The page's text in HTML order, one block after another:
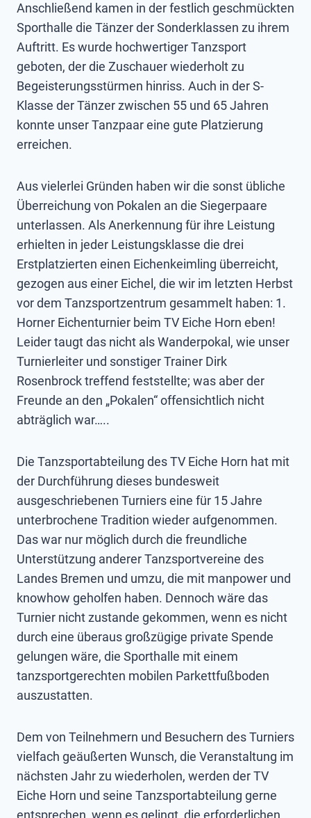
Anschließend kamen in der festlich geschmückten
Sporthalle die Tänzer der Sonderklassen zu ihrem
Auftritt. Es wurde hochwertiger Tanzsport
geboten, der die Zuschauer wiederholt zu
Begeisterungsstürmen hinriss. Auch in der S-
Klasse der Tänzer zwischen 55 und 65 Jahren
konnte unser Tanzpaar eine gute Platzierung
erreichen.
Aus vielerlei Gründen haben wir die sonst übliche
Überreichung von Pokalen an die Siegerpaare
unterlassen. Als Anerkennung für ihre Leistung
erhielten in jeder Leistungsklasse die drei
Erstplatzierten einen Eichenkeimling überreicht,
gezogen aus einer Eichel, die wir im letzten Herbst
vor dem Tanzsportzentrum gesammelt haben: 1.
Horner Eichenturnier beim TV Eiche Horn eben!
Leider taugt das nicht als Wanderpokal, wie unser
Turnierleiter und sonstiger Trainer Dirk
Rosenbrock treffend feststellte; was aber der
Freunde an den „Pokalen“ offensichtlich nicht
abträglich war…..
Die Tanzsportabteilung des TV Eiche Horn hat mit
der Durchführung dieses bundesweit
ausgeschriebenen Turniers eine für 15 Jahre
unterbrochene Tradition wieder aufgenommen.
Das war nur möglich durch die freundliche
Unterstützung anderer Tanzsportvereine des
Landes Bremen und umzu, die mit manpower und
knowhow geholfen haben. Dennoch wäre das
Turnier nicht zustande gekommen, wenn es nicht
durch eine überaus großzügige private Spende
gelungen wäre, die Sporthalle mit einem
tanzsportgerechten mobilen Parkettfußboden
auszustatten.
Dem von Teilnehmern und Besuchern des Turniers
vielfach geäußerten Wunsch, die Veranstaltung im
nächsten Jahr zu wiederholen, werden der TV
Eiche Horn und seine Tanzsportabteilung gerne
entsprechen, wenn es gelingt, die erforderlichen